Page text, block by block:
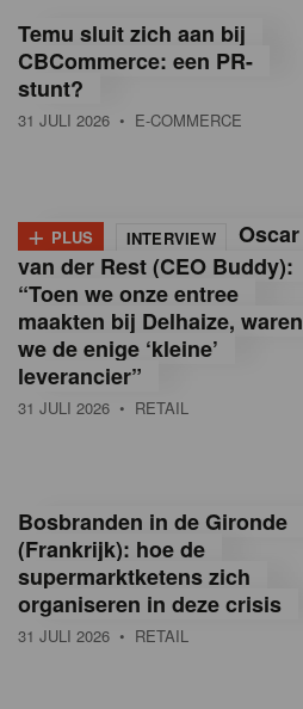
o
n
d
a
M
a
g
a
n
e
Temu sluit zich aan bij
CBCommerce: een PR-
stunt?
31 JULI 2026 • E-COMMERCE
+ PLUS INTERVIEW
Oscar
van der Rest (CEO Buddy):
“Toen we onze entree
maakten bij Delhaize, waren
we de enige ‘kleine’
leverancier”
31 JULI 2026 • RETAIL
Bosbranden in de Gironde
(Frankrijk): hoe de
supermarktketens zich
organiseren in deze crisis
31 JULI 2026 • RETAIL